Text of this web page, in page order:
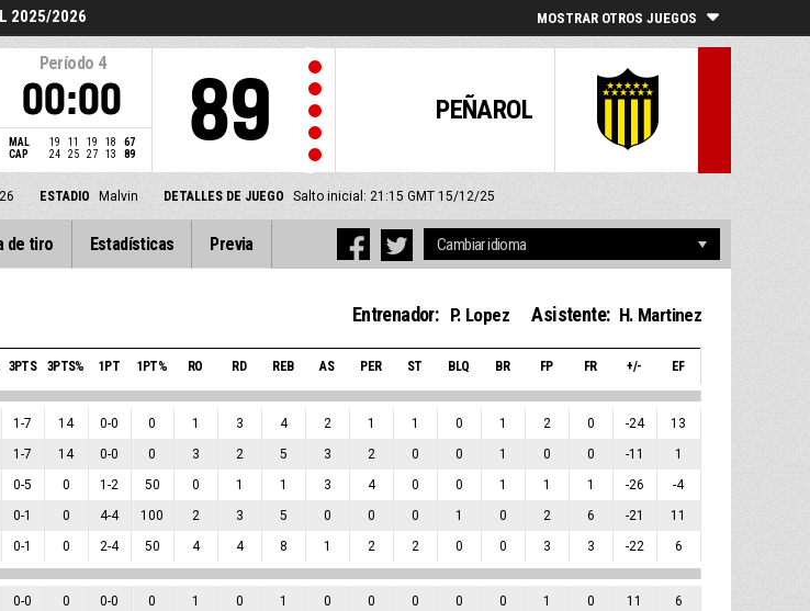
2025/2026 MOSTRAR OTROS JUEGOS
Período 4
00:00
MAL 19 11 19 18
67
CAP
24 25 27 13 89
PEÑAROL
89
ESTADIO Malvin DETALLES DE JUEGO Salto inicial: 21:15 GMT 15/12/25
de tiro Estadísticas Previa
Entrenador: P. Lopez Asistente: H. Martinez
3PTS 3PTS% 1PT 1PT% RO RD REB AS PER ST BLQ BR FP FR +/- EF
1-7 14 0-0 0 1 3 4 2 1 1 0 1 2 0 -24 13
1-7 14 0-0 0 3 2 5 3 2 0 0 1 0 0 -11 1
0-5 0 1-2 50 0 1 1 3 4 0 0 1 1 1 -26 -4
0-1 0 4-4 100 2 3 5 0 0 0 1 0 2 6 -21 11
0-1 0 2-4 50 4 4 8 1 2 2 0 0 3 3 -22 6
0-0 0 0-0 0 1 0 1 0 0 0 0 0 1 0 11 6